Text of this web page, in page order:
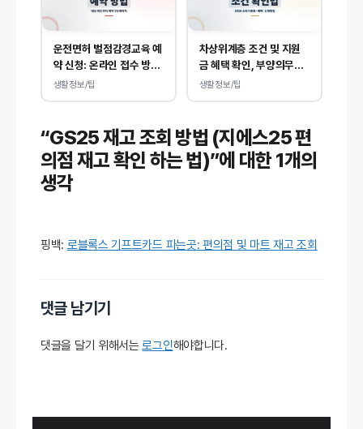
운전면허 벌점감경교육 예
약 신청: 온라인 접수 방법
및 비용 안내
생활정보/팁
차상위계층 조건 및 지원
금 혜택 확인, 부양의무
자 기준 없이 소득, 재산
생활정보/팁
“GS25 재고 조회 방법 (지에스25 편
의점 재고 확인 하는 법)”에 대한 1개의
생각
핑백: 로블록스 기프트카드 파는곳: 편의점 및 마트 재고 조회
댓글 남기기
댓글을 달기 위해서는로그인해야합니다.